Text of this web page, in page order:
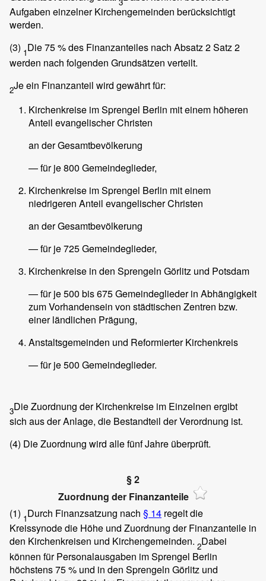
Aufgaben einzelner Kirchengemeinden berücksichtigt
werden.
(3) 1Die 75 % des Finanzanteiles nach Absatz 2 Satz 2
werden nach folgenden Grundsätzen verteilt.
2Je ein Finanzanteil wird gewährt für:
Kirchenkreise im Sprengel Berlin mit einem höheren
Anteil evangelischer Christen
an der Gesamtbevölkerung
— für je 800 Gemeindeglieder,
Kirchenkreise im Sprengel Berlin mit einem
niedrigeren Anteil evangelischer Christen
an der Gesamtbevölkerung
— für je 725 Gemeindeglieder,
Kirchenkreise in den Sprengeln Görlitz und Potsdam
— für je 500 bis 675 Gemeindeglieder in Abhängigkeit
zum Vorhandensein von städtischen Zentren bzw.
einer ländlichen Prägung,
Anstaltsgemeinden und Reformierter Kirchenkreis
— für je 500 Gemeindeglieder.
3Die Zuordnung der Kirchenkreise im Einzelnen ergibt
sich aus der Anlage, die Bestandteil der Verordnung ist.
(4) Die Zuordnung wird alle fünf Jahre überprüft.
§ 2
Zuordnung der Finanzanteile
(1) 1Durch Finanzsatzung nach § 14 regelt die
Kreissynode die Höhe und Zuordnung der Finanzanteile in
den Kirchenkreisen und Kirchengemeinden. 2Dabei
können für Personalausgaben im Sprengel Berlin
höchstens 75 % und in den Sprengeln Görlitz und